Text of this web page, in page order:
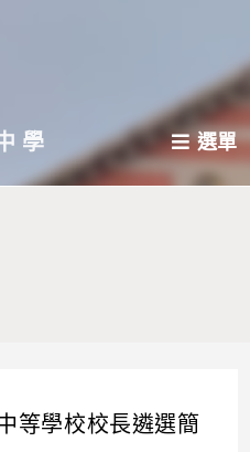
學 選單
等學校校長遴選簡